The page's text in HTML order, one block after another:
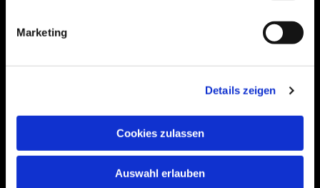
Marketing
Details zeigen
Cookies zulassen
Auswahl erlauben
Bitte akzeptieren Sie Marketing-Cookies,
Accept cookies